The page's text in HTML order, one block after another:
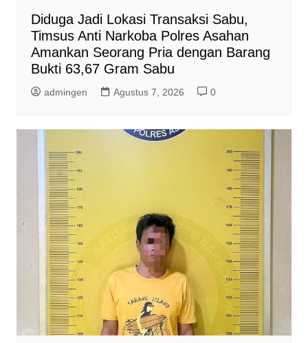
Diduga Jadi Lokasi Transaksi Sabu,
Timsus Anti Narkoba Polres Asahan
Amankan Seorang Pria dengan Barang
Bukti 63,67 Gram Sabu
admingen Agustus 7, 2026 0